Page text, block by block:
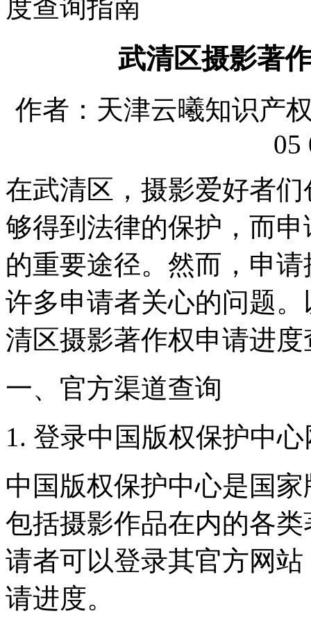
度查询指南
武清区摄影著
作者：天津云曦知识产
05
在武清区，摄影爱好者
够得到法律的保护，而
的重要途径。然而，申
许多申请者关心的问题。
清区摄影著作权申请进
一、官方渠道查询
1. 登录中国版权保护中
中国版权保护中心是国
包括摄影作品在内的各
请者可以登录其官方网
请进度。